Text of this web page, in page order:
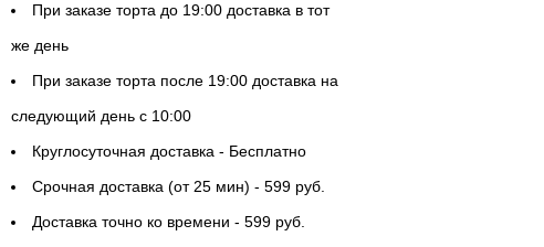
При заказе торта до 19:00 доставка в тот
же день
При заказе торта после 19:00 доставка на
следующий день с 10:00
Круглосуточная доставка - Бесплатно
Cрочная доставка (от 25 мин) - 599 руб.
Доставка точно ко времени - 599 руб.